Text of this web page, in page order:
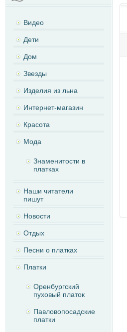
Видео
Дети
Дом
Звезды
Изделия из льна
Интернет-магазин
Красота
Мода
Знаменитости в
платках
Наши читатели
пишут
Новости
Отдых
Песни о платках
Платки
Оренбургский
пуховый платок
Павловопосадские
платки